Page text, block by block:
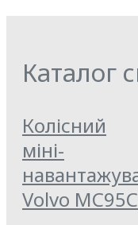
Каталог
Колісний
міні-
Volvo MC95C